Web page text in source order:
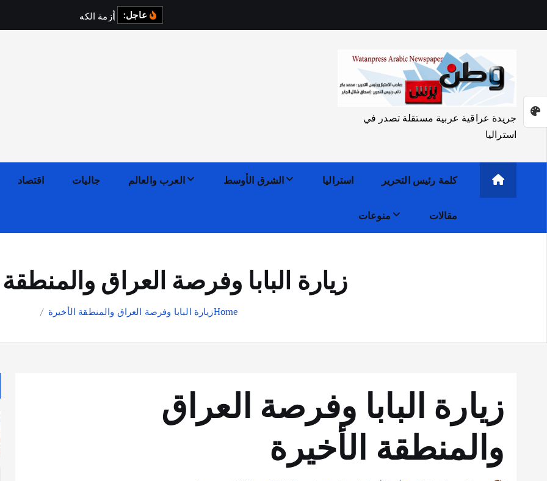
عاجل: أزمة ا كه رباء في
جريدة عراقية عربية مستقلة تصدر في
استراليا
كلمة رئيس التحرير استراليا الشرق الأوسط العرب والعالم جاليات اقتصاد
مقالات منوعات
زيارة البابا وفرصة العراق
Homeزيارة البابا وفرصة العراق والمنطقة الأخيرة
زيارة البابا وفرصة العراق
والمنطقة الأخيرة